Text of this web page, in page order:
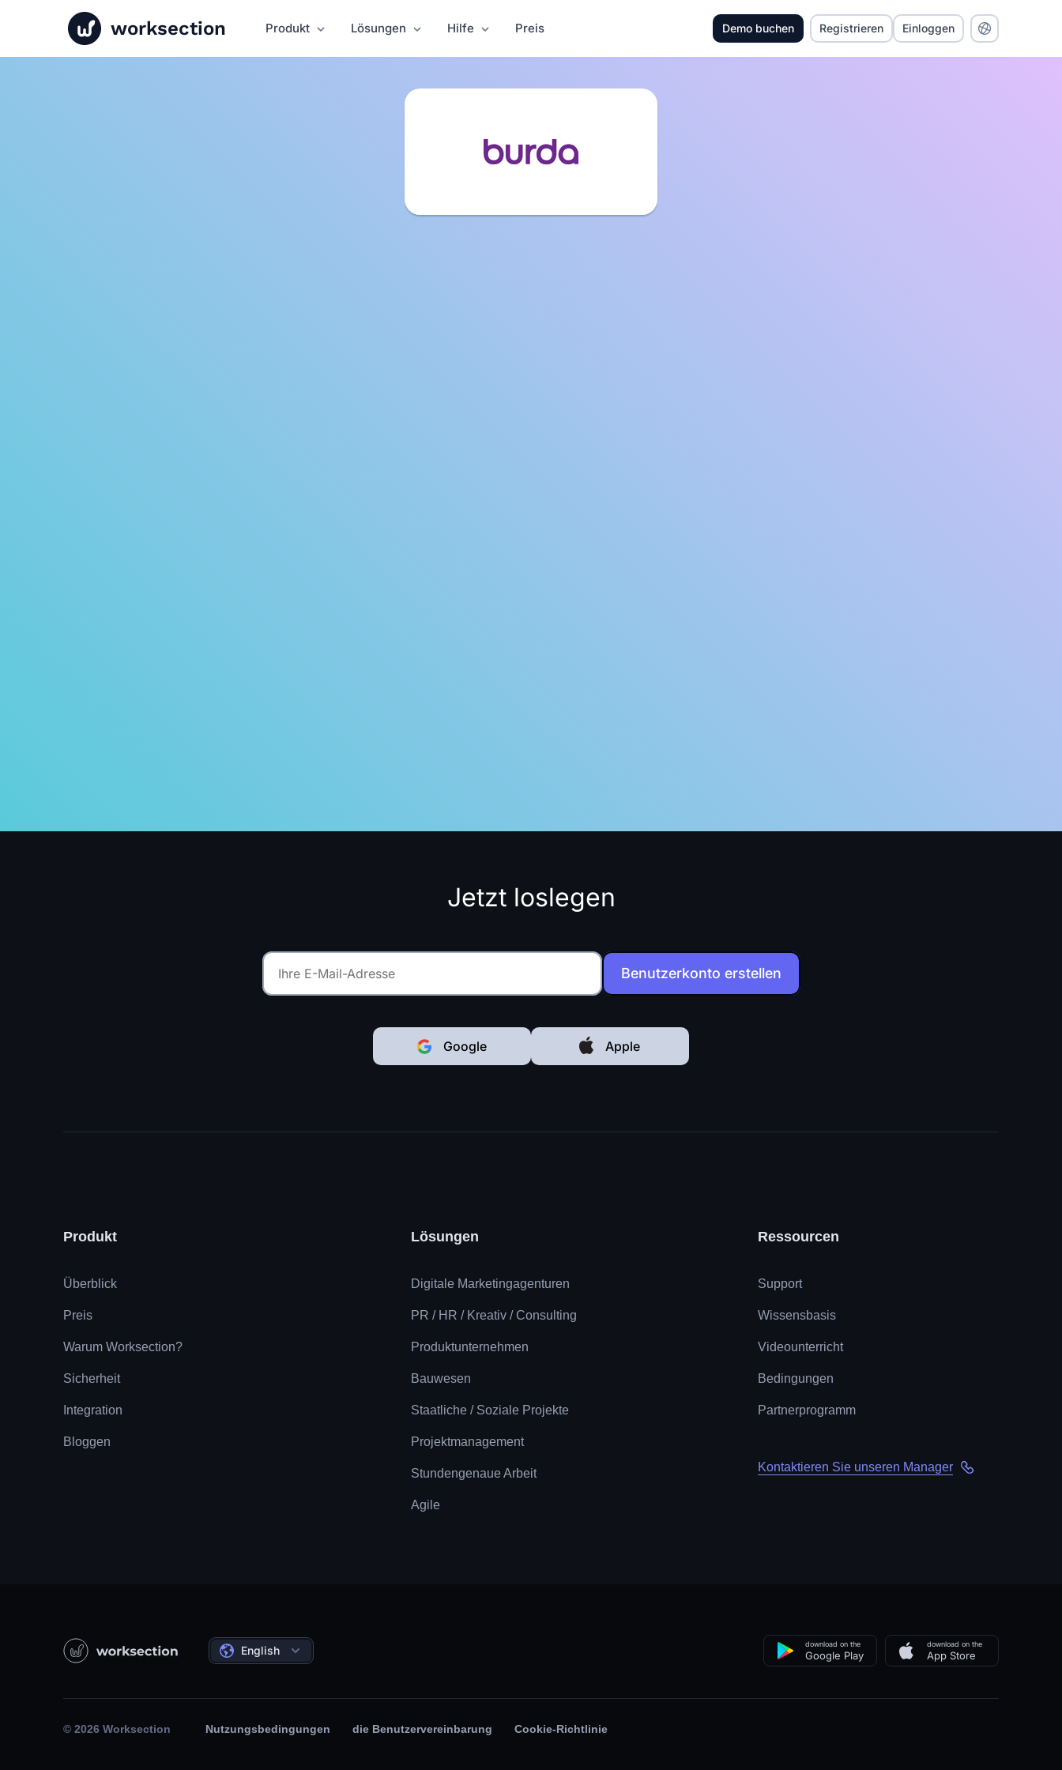
worksection Produkt Lösungen Hilfe Preis Demo buchen Registrieren Einloggen
Jetzt loslegen
Benutzerkonto erstellen
Google Apple
Produkt
Überblick
Preis
Warum Worksection?
Sicherheit
Integration
Bloggen
Lösungen
Digitale Marketingagenturen
PR / HR / Kreativ / Consulting
Produktunternehmen
Bauwesen
Staatliche / Soziale Projekte
Projektmanagement
Stundengenaue Arbeit
Agile
Ressourcen
Support
Wissensbasis
Videounterricht
Bedingungen
Partnerprogramm
Kontaktieren Sie unseren Manager
English download on the
Google Play
download on the
App Store
© 2026 Worksection Nutzungsbedingungen die Benutzervereinbarung Cookie-Richtlinie